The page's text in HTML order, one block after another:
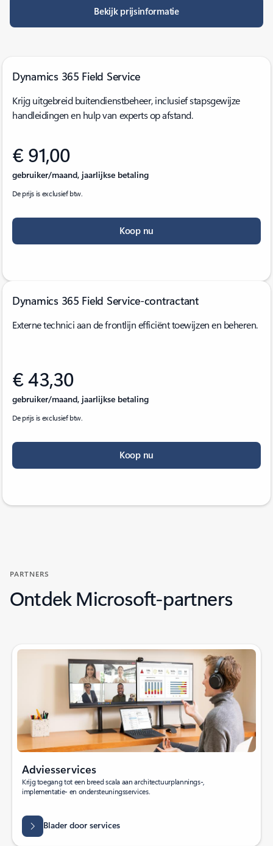
Bekijk prijsinformatie
Dynamics 365 Field Service
Krijg uitgebreid buitendienstbeheer, inclusief stapsgewijze
handleidingen en hulp van experts op afstand.
€ 91,00
gebruiker/maand, jaarlijkse betaling
De prijs is exclusief btw.
Koop nu
Dynamics 365 Field Service-contractant
Externe technici aan de frontlijn efficiënt toewijzen en beheren.
€ 43,30
gebruiker/maand, jaarlijkse betaling
De prijs is exclusief btw.
Koop nu
PARTNERS
Ontdek Microsoft-partners
Adviesservices
Krijg toegang tot een breed scala aan architectuurplannings-,
implementatie- en ondersteuningsservices.
Blader door services